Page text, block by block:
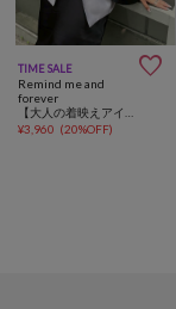
TIME SALE 
Remind me and
forever
¥3,960 (20%OFF)